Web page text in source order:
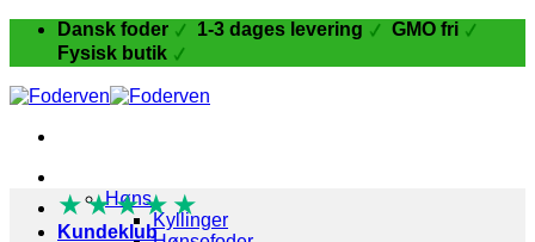
Fortsæt
indhold
Dansk foder 1-3 dages levering
GMO fri
Fysisk butik
Høns
Kyllinger
★★★★ ★
Kundeklub